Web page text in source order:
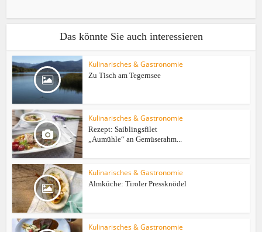
Das könnte Sie auch interessieren
Kulinarisches & Gastronomie
Zu Tisch am Tegernsee
Kulinarisches & Gastronomie
Rezept: Saiblingsfilet
„Aumühle“ an Gemüserahm...
Kulinarisches & Gastronomie
Almküche: Tiroler Pressknödel
Kulinarisches & Gastronomie